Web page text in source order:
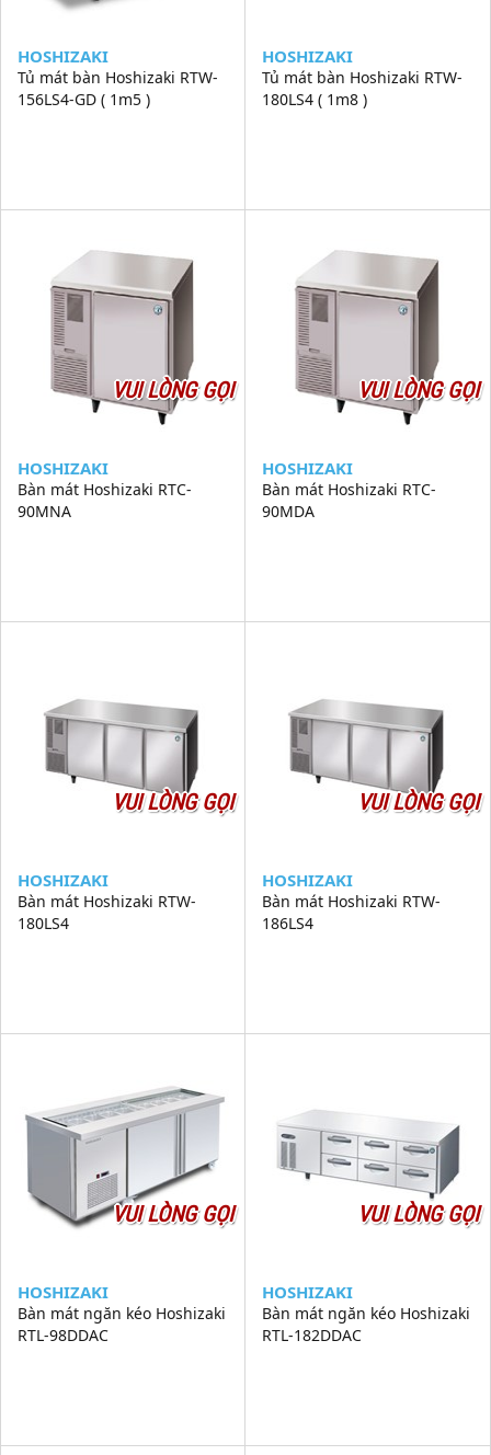
HOSHIZAKI
Tủ mát bàn Hoshizaki RTW-
156LS4-GD ( 1m5 )
HOSHIZAKI
Tủ mát bàn Hoshizaki RTW-
180LS4 ( 1m8 )
VUI LÒNG GỌI
HOSHIZAKI
Bàn mát Hoshizaki RTC-
90MNA
VUI LÒNG GỌI
HOSHIZAKI
Bàn mát Hoshizaki RTC-
90MDA
VUI LÒNG GỌI
HOSHIZAKI
Bàn mát Hoshizaki RTW-
180LS4
VUI LÒNG GỌI
HOSHIZAKI
Bàn mát Hoshizaki RTW-
186LS4
VUI LÒNG GỌI
HOSHIZAKI
Bàn mát ngăn kéo Hoshizaki
RTL-98DDAC
VUI LÒNG GỌI
HOSHIZAKI
Bàn mát ngăn kéo Hoshizaki
RTL-182DDAC